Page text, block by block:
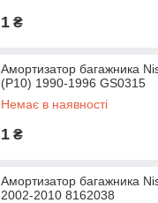
1 ₴
Амортизатор багажника
(P10) 1990-1996 GS0315
Немає в наявності
1 ₴
Амортизатор багажника
2002-2010 8162038